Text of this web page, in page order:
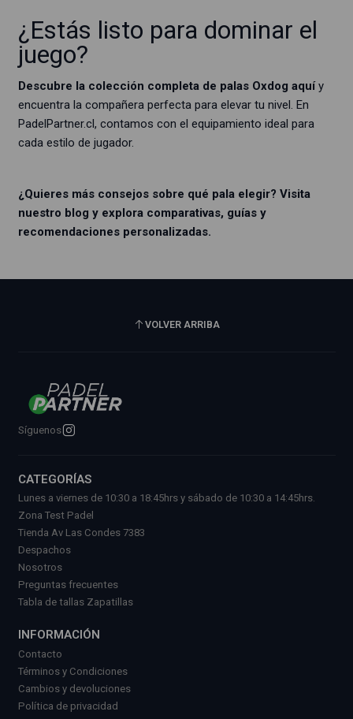
¿Estás listo para dominar el
juego?
Descubre la colección completa de palas Oxdog aquíy
encuentra la compañera perfecta para elevar tu nivel. En
PadelPartner.cl, contamos con el equipamiento ideal para
cada estilo de jugador.
¿Quieres más consejos sobre qué pala elegir? Visita
nuestro blog y explora comparativas, guías y
recomendaciones personalizadas.
VOLVER ARRIBA
Síguenos
CATEGORÍAS
Lunes a viernes de 10:30 a 18:45hrs y sábado de 10:30 a 14:45hrs.
Zona Test Padel
Tienda Av Las Condes 7383
Despachos
Nosotros
Preguntas frecuentes
Tabla de tallas Zapatillas
INFORMACIÓN
Contacto
Términos y Condiciones
Cambios y devoluciones
Política de privacidad